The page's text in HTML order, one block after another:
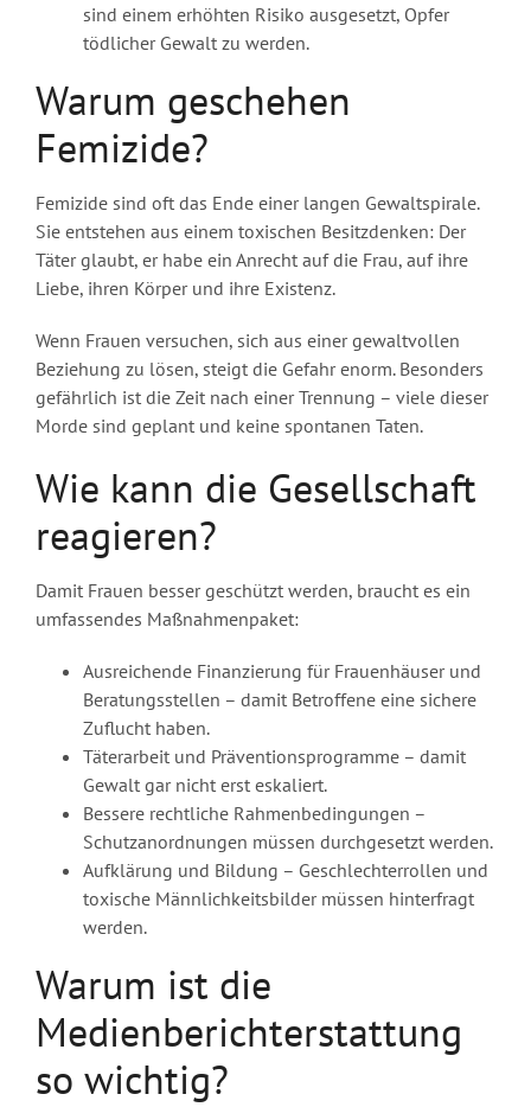
sind einem erhöhten Risiko ausgesetzt, Opfer
tödlicher Gewalt zu werden.
Warum geschehen
Femizide?
Femizide sind oft das Ende einer langen Gewaltspirale.
Sie entstehen aus einem toxischen Besitzdenken: Der
Täter glaubt, er habe ein Anrecht auf die Frau, auf ihre
Liebe, ihren Körper und ihre Existenz.
Wenn Frauen versuchen, sich aus einer gewaltvollen
Beziehung zu lösen, steigt die Gefahr enorm. Besonders
gefährlich ist die Zeit nach einer Trennung – viele dieser
Morde sind geplant und keine spontanen Taten.
Wie kann die Gesellschaft
reagieren?
Damit Frauen besser geschützt werden, braucht es ein
umfassendes Maßnahmenpaket:
Ausreichende Finanzierung für Frauenhäuser und
Beratungsstellen – damit Betroffene eine sichere
Zuflucht haben.
Täterarbeit und Präventionsprogramme – damit
Gewalt gar nicht erst eskaliert.
Bessere rechtliche Rahmenbedingungen –
Schutzanordnungen müssen durchgesetzt werden.
Aufklärung und Bildung – Geschlechterrollen und
toxische Männlichkeitsbilder müssen hinterfragt
werden.
Warum ist die
Medienberichterstattung
so wichtig?